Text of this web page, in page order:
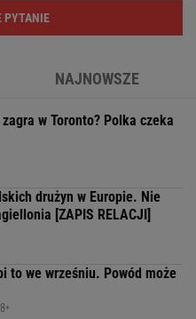
PYTANIE
NAJNOWSZE
w Toronto? Polka czeka
drużyn w Europie. Nie
[ZAPIS RELACJI]
to we wrześniu. Powód może